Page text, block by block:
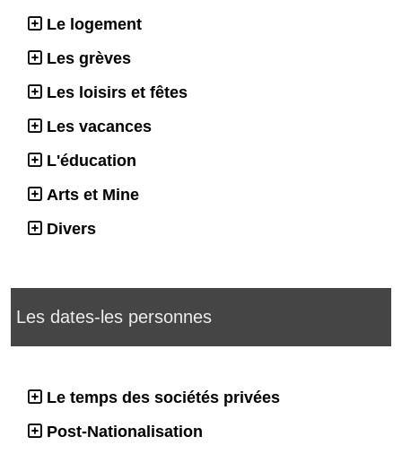
Le logement
Les grèves
Les loisirs et fêtes
Les vacances
L'éducation
Arts et Mine
Divers
Les dates-les personnes
Le temps des sociétés privées
Post-Nationalisation